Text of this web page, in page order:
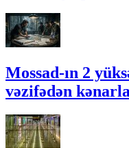
Mossad-ın 2
vəzifədən